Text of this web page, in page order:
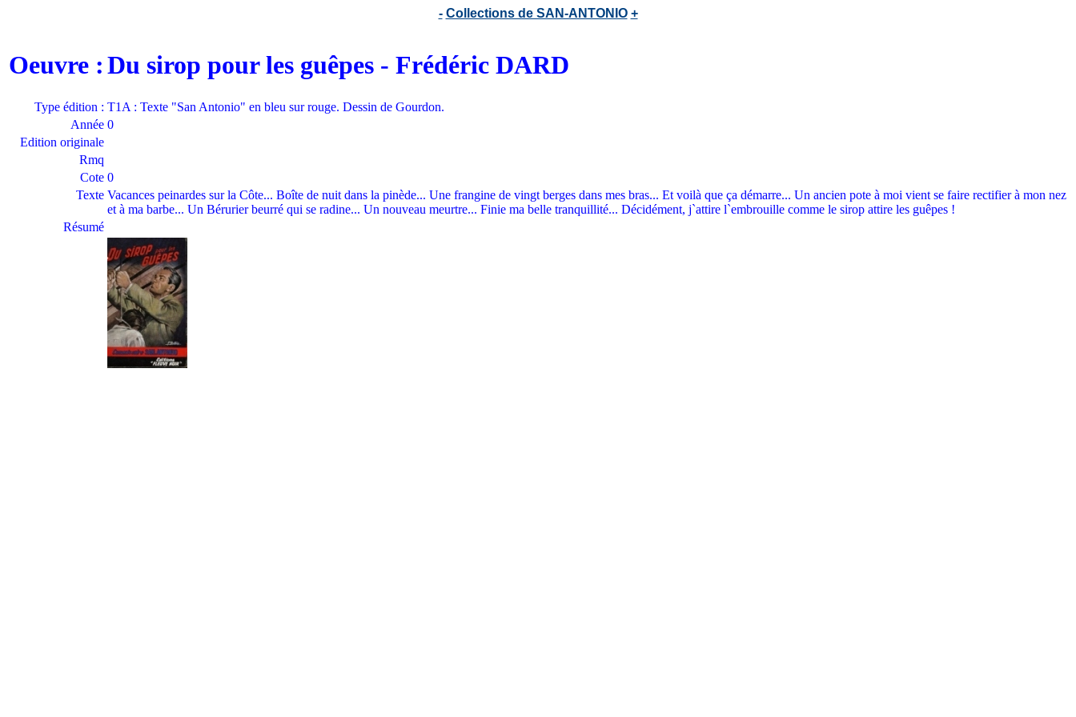
- Collections de SAN-ANTONIO +
Oeuvre :Du sirop pour les guêpes - Frédéric DARD
Type édition : T1A : Texte "San Antonio" en bleu sur rouge. Dessin de Gourdon.
Année 0
Edition originale
Rmq
Cote 0
Texte Vacances peinardes sur la Côte... Boîte de nuit dans la pinède... Une frangine de vingt berges dans mes bras... Et voilà que ça démarre... Un ancien pote à moi vient se faire rectifier à mon nez
et à ma barbe... Un Bérurier beurré qui se radine... Un nouveau meurtre... Finie ma belle tranquillité... Décidément, j`attire l`embrouille comme le sirop attire les guêpes !
Résumé